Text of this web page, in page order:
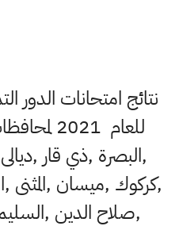
نتائج امتحانات الدور
للعام
,البصرة ,ذي قار
,كركوك ,ميسان ,المثنى
,صلاح الدين